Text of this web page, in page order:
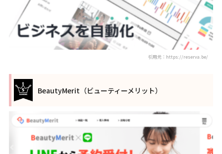
引用元：https://reserva.be/
BeautyMerit（ビューティーメリット）